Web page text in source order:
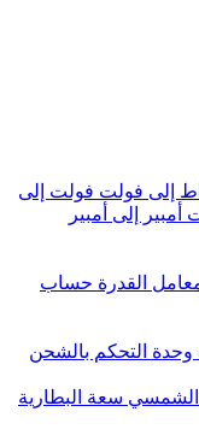
إلى فولت فولت إلى
أمبير إلى أمبير
القدرة حساب
وحدة التحكم بالشحن
الشمسي سعة البطارية